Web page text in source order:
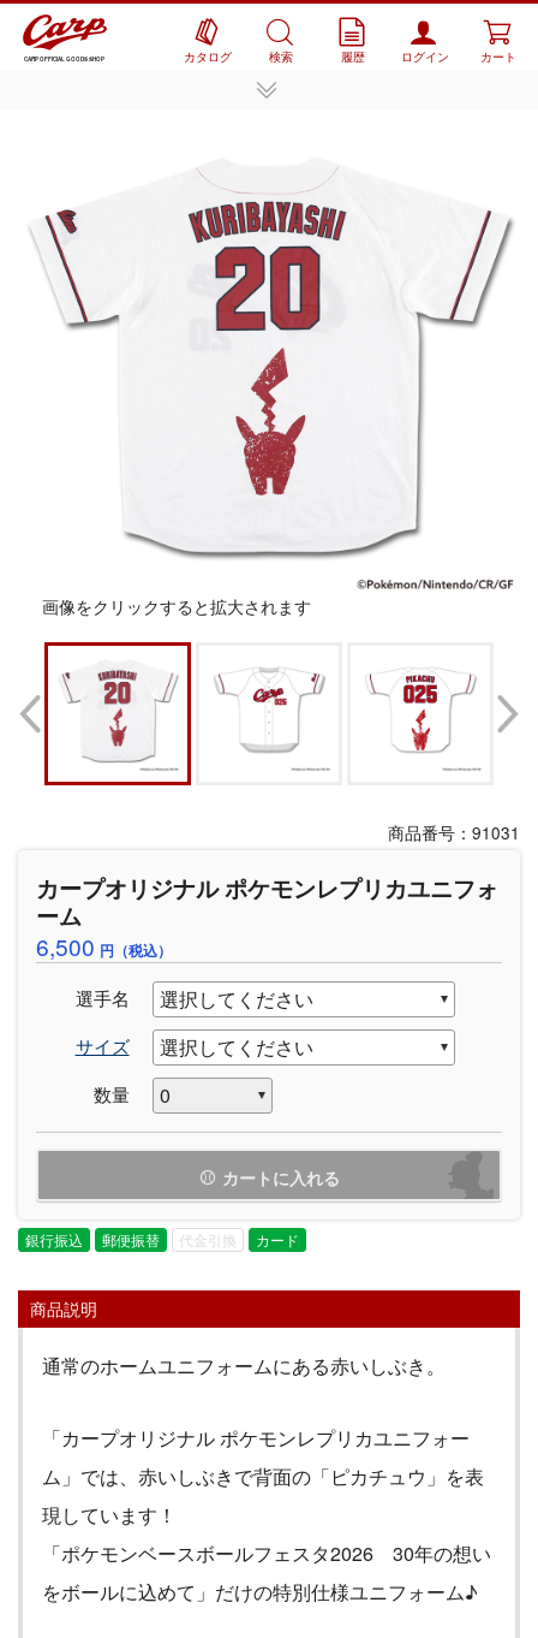
CARP OFFICIAL GOODS SHOP カタログ 検索 履歴 ログイン カート
画像をクリックすると拡大されます
商品番号：91031
カープオリジナル ポケモンレプリカユニフォ
ーム
6,500 円（税込）
選手名
サイズ
数量
カートに入れる
銀行振込 郵便振替 代金引換 カード
商品説明
通常のホームユニフォームにある赤いしぶき。
「カープオリジナル ポケモンレプリカユニフォー
ム」では、赤いしぶきで背面の「ピカチュウ」を表
現しています！
「ポケモンベースボールフェスタ2026 30年の想い
をボールに込めて」だけの特別仕様ユニフォーム♪